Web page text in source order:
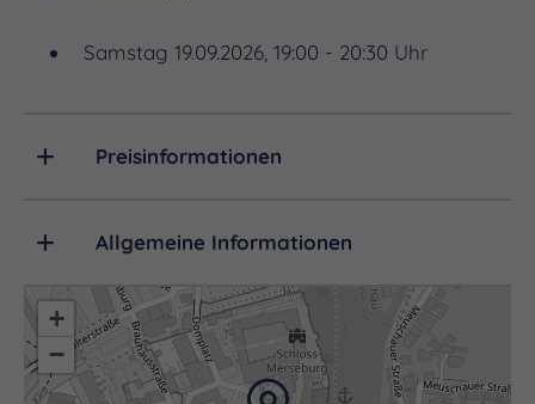
Nyíregyházi Cantemus Kórus
Samstag 19.09.2026, 19:00 - 20:30 Uhr
Preisinformationen
Allgemeine Informationen
+
−